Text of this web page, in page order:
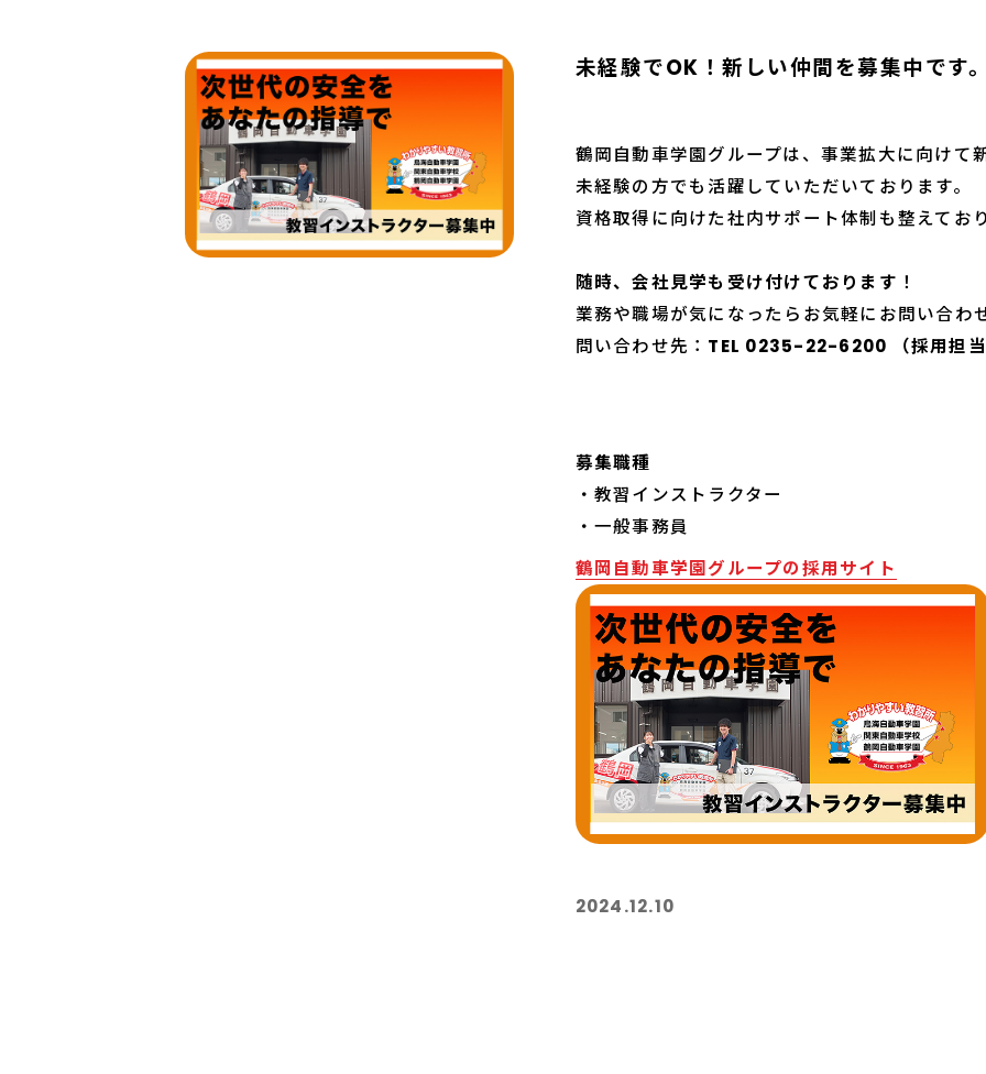
未経験でOK！新しい仲間を募集中です
鶴岡自動車学園グループは、事業拡大に向けて
未経験の方でも活躍していただいております。
資格取得に向けた社内サポート体制も整えてお
随時、会社見学も受け付けております ！
業務や職場が気になったらお気軽にお問い合わ
問い合わせ先： TEL 0235-22-6200 （採用担
募集職種
・教習インストラクター
・一般事務員
鶴岡自動車学園グループの採用サイト
2024.12.10